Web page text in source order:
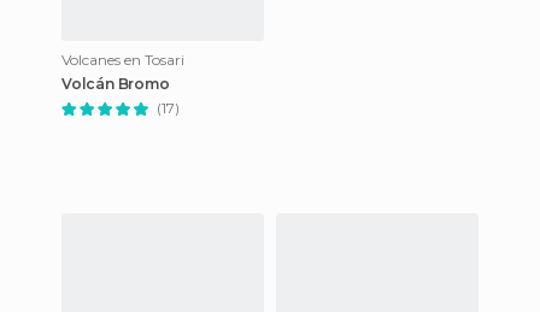
Volcanes en Tosari
Volcán Bromo
(17)